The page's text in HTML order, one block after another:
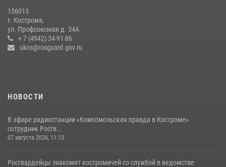
156013
г. Кострома,
ул. Профсоюзная д. 34А
+ 7 (4942) 34-91-86
ukos@rosguard.gov.ru
НОВОСТИ
В эфире радиостанции «Комсомольская правда в Костроме»
сотрудник Росгв...
07 августа 2026, 11:13
Росгвардейцы знакомят костромичей со службой в ведомстве